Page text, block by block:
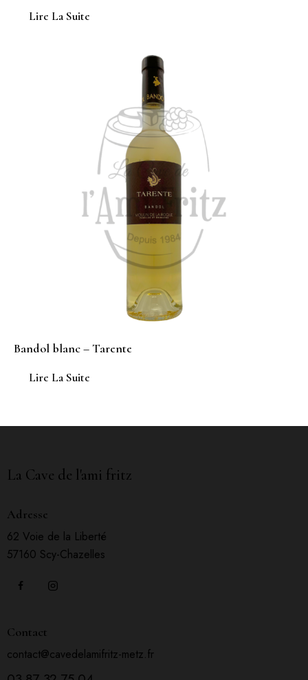
Lire La Suite
Bandol blanc – Tarente
Lire La Suite
La Cave de l'ami fritz
Adresse
62 Voie de la Liberté
57160 Scy-Chazelles
Contact
contact@cavedelamifritz-metz.fr